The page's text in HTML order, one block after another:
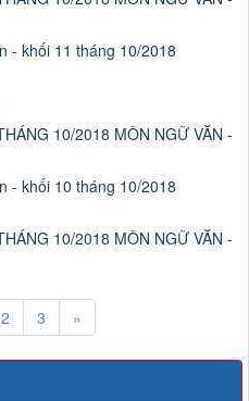
- khối 11 tháng 10/2018
10/2018 MÔN NGỮ VĂN -
- khối 10 tháng 10/2018
10/2018 MÔN NGỮ VĂN -
2 3 »